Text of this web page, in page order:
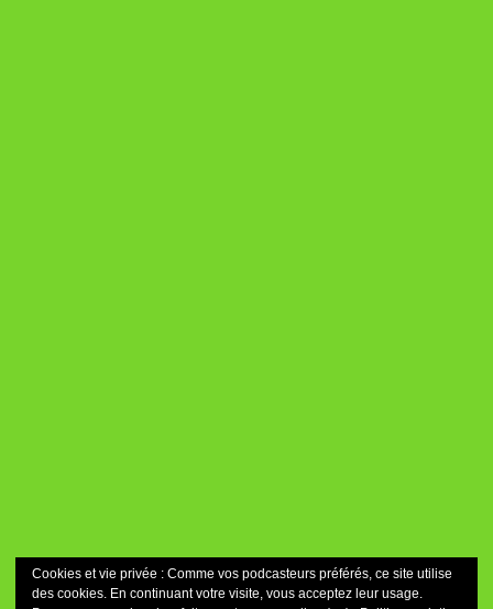
Cookies et vie privée : Comme vos podcasteurs préférés, ce site utilise
des cookies. En continuant votre visite, vous acceptez leur usage.